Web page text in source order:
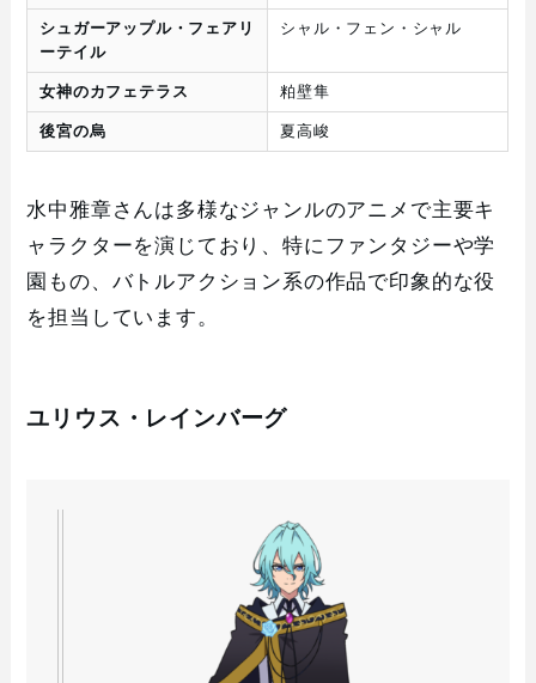
シュガーアップル・フェアリ
ーテイル
シャル・フェン・シャル
女神のカフェテラス 粕壁隼
後宮の烏 夏高峻
水中雅章さんは多様なジャンルのアニメで主要キ
ャラクターを演じており、特にファンタジーや学
園もの、バトルアクション系の作品で印象的な役
を担当しています。
ユリウス・レインバーグ